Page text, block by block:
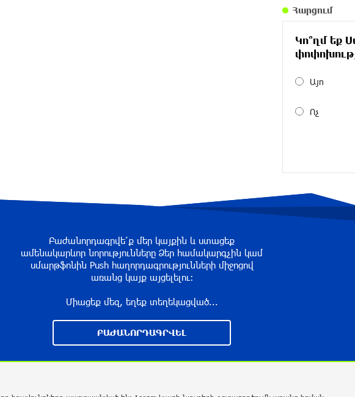
Հարցում
Կո՞ղմ եք
Այո
Ոչ
Բաժանորդագրվե՛ք մեր կայքին և ստացեք
ամենակարևոր նորությունները Ձեր համակարգչին կամ
սմարթֆոնին Push հաղորդագրությունների միջոցով
առանց կայք այցելելու։
Միացեք մեզ, եղեք տեղեկացված...
ԲԱԺԱՆՈՐԴԱԳՐՎԵԼ